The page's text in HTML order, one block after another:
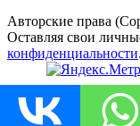
Авторские права
Оставляя свои
конфиденциальности.